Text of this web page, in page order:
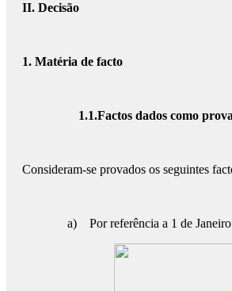
II. Decisão
1. Matéria de facto
1.1.Factos dados como
Consideram-se provados os seguintes
a) Por referência a 1 de Janeiro